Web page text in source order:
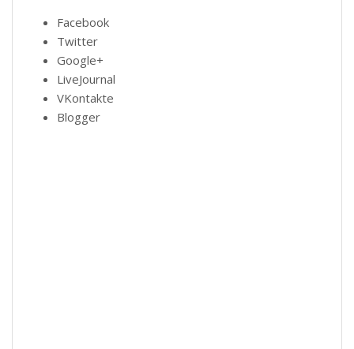
Facebook
Twitter
Google+
LiveJournal
VKontakte
Blogger